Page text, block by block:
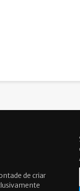
de criar